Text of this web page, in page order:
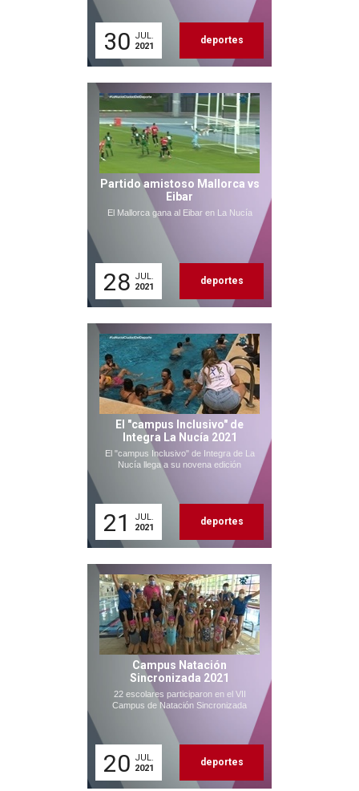
30 JUL.
2021
deportes
Partido amistoso Mallorca vs
Eibar
El Mallorca gana al Eibar en La Nucía
28 JUL.
2021
deportes
El "campus Inclusivo" de
Integra La Nucía 2021
El "campus Inclusivo" de Integra de La
Nucía llega a su novena edición
21
JUL.
2021
deportes
Campus Natación
Sincronizada 2021
22 escolares participaron en el VII
Campus de Natación Sincronizada
20 JUL.
2021
deportes